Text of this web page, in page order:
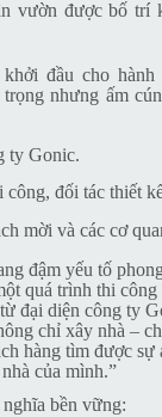
vườn được bố trí
đầu cho hành
nhưng ấm
ty Gonic.
đối tác thiết
mời và các cơ
đậm yếu tố
quá trình thi công
đại diện công ty
chỉ xây nhà –
hàng tìm được sự
của mình.”
bền vững: